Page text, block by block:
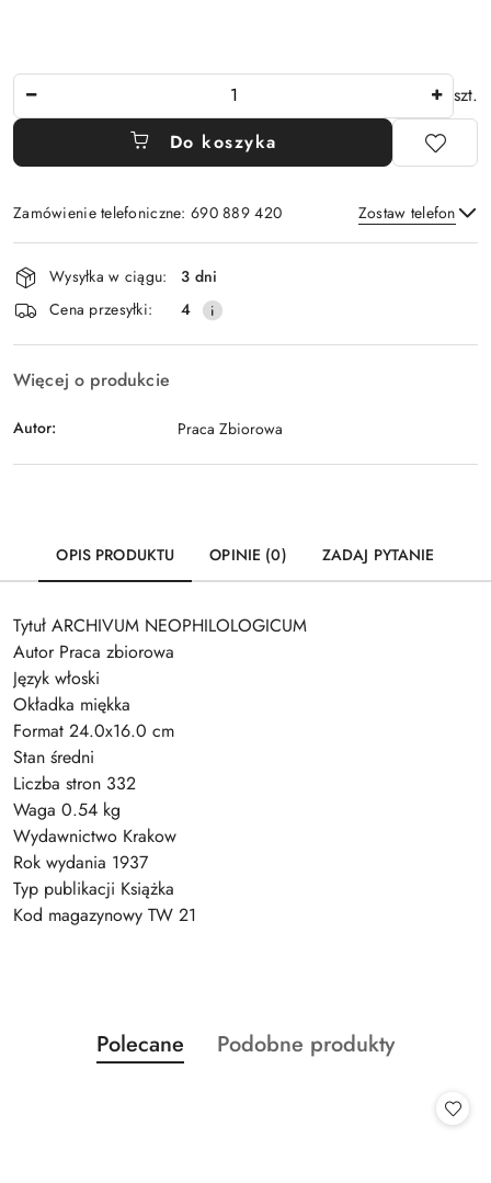
szt.
Do koszyka
Zamówienie telefoniczne: 690 889 420 Zostaw telefon
Wyślij
Dostępność
i
dostawa
Wysyłka w ciągu:
3 dni
Cena przesyłki:
4
Więcej o produkcie
Autor: Praca Zbiorowa
OPIS PRODUKTU OPINIE (0) ZADAJ PYTANIE
Tytuł ARCHIVUM NEOPHILOLOGICUM
Autor Praca zbiorowa
Język włoski
Okładka miękka
Format 24.0x16.0 cm
Stan średni
Liczba stron 332
Waga 0.54 kg
Wydawnictwo Krakow
Rok wydania 1937
Typ publikacji Książka
Kod magazynowy TW 21
Pomiń karuzelę produktów
Produkty
o
Polecane
Produkty
Podobne produkty